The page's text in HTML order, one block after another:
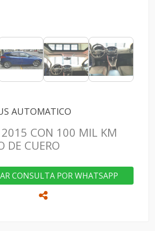
AUTOMATICO
2015 CON 100 MIL KM
DE CUERO
CONSULTA POR WHATSAPP